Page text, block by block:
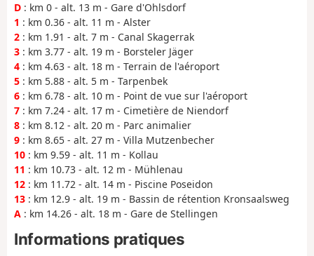
D : km 0 - alt. 13 m - Gare d'Ohlsdorf
1 : km 0.36 - alt. 11 m - Alster
2 : km 1.91 - alt. 7 m - Canal Skagerrak
3 : km 3.77 - alt. 19 m - Borsteler Jäger
4 : km 4.63 - alt. 18 m - Terrain de l'aéroport
5 : km 5.88 - alt. 5 m - Tarpenbek
6 : km 6.78 - alt. 10 m - Point de vue sur l'aéroport
7 : km 7.24 - alt. 17 m - Cimetière de Niendorf
8 : km 8.12 - alt. 20 m - Parc animalier
9 : km 8.65 - alt. 27 m - Villa Mutzenbecher
10 : km 9.59 - alt. 11 m - Kollau
11 : km 10.73 - alt. 12 m - Mühlenau
12 : km 11.72 - alt. 14 m - Piscine Poseidon
13 : km 12.9 - alt. 19 m - Bassin de rétention Kronsaalsweg
A : km 14.26 - alt. 18 m - Gare de Stellingen
Informations pratiques